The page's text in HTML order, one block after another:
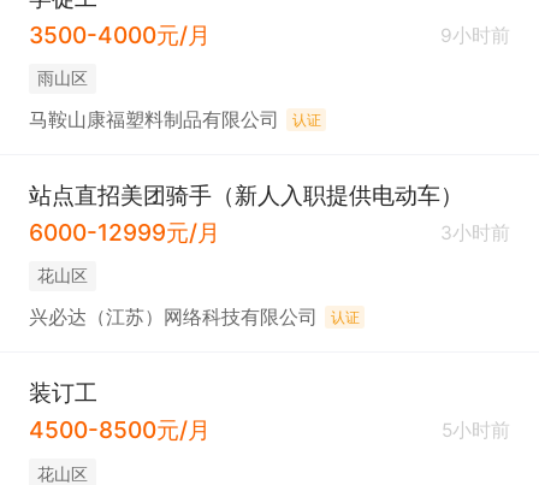
3500-4000元/月
9小时前
雨山区
马鞍山康福塑料制品有限公司 认证
站点直招美团骑手（新人入职提供电动车）
6000-12999元/月
3小时前
花山区
兴必达（江苏）网络科技有限公司 认证
装订工
4500-8500元/月
5小时前
花山区